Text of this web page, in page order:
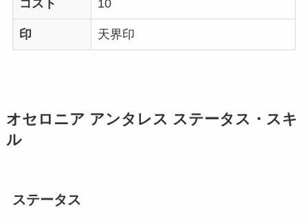
コスト 10
印 天界印
オセロニア アンタレス ステータス・スキ
ル
ステータス